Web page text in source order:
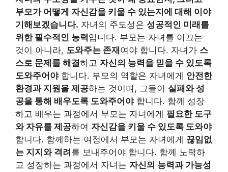
부모가 어떻게 자신감을 키울 수 있는지에 대해 이야
기해보겠습니다. 자녀의 주도성은 성공적인 미래를
위한 필수적인 능력입니다. 부모는 자녀를 이끄는
것이 아니라, 도와주는 존재 여야 합니다. 자녀가 스
스로 문제를 해결하고 자신의 능력을 믿을 수 있도록
도와주어야합니다. 부모의 역할은 자녀에게 안전한
환경과 지원을 제공하는 것이며, 그들이 실패와 성
공을 통해 배우도록 도와주어야합니다. 함께 성장
하고 배우는 과정에서 부모는 자녀에게 필요한 도구
와 자유를 제공하여 자신감을 키울 수 있도록 도와야
합니다. 함께하는 여정에서 부모는 자녀에게 끊임없
는 지지와 격려 를 보내주어야 합니다. 함께 노력하
고 성장하는 과정에서 자녀는 자신의 능력과 가능성